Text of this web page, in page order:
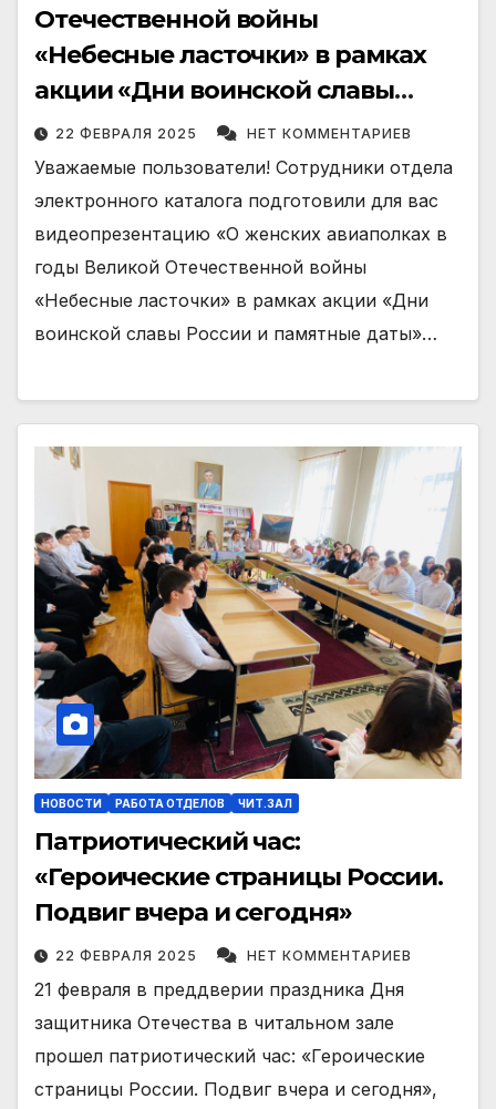
Отечественной войны
«Небесные ласточки» в рамках
акции «Дни воинской славы
России и памятные даты» : к Дню
защитника Отечества.
22 ФЕВРАЛЯ 2025 НЕТ КОММЕНТАРИЕВ
Уважаемые пользователи! Сотрудники отдела
электронного каталога подготовили для вас
видеопрезентацию «О женских авиаполках в
годы Великой Отечественной войны
«Небесные ласточки» в рамках акции «Дни
воинской славы России и памятные даты»…
НОВОСТИ РАБОТА ОТДЕЛОВ ЧИТ.ЗАЛ
Патриотический час:
«Героические страницы России.
Подвиг вчера и сегодня»
22 ФЕВРАЛЯ 2025 НЕТ КОММЕНТАРИЕВ
21 февраля в преддверии праздника Дня
защитника Отечества в читальном зале
прошел патриотический час: «Героические
страницы России. Подвиг вчера и сегодня»,